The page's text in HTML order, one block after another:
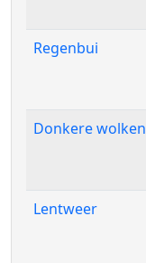
Regenbui
Donkere wolken
Lentweer